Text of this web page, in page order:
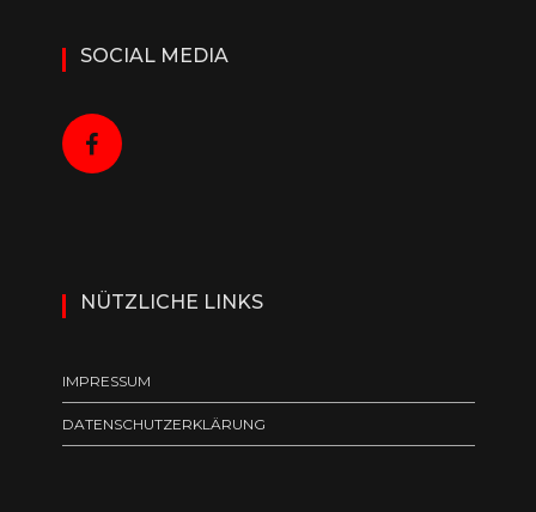
SOCIAL MEDIA
NÜTZLICHE LINKS
IMPRESSUM
DATENSCHUTZERKLÄRUNG